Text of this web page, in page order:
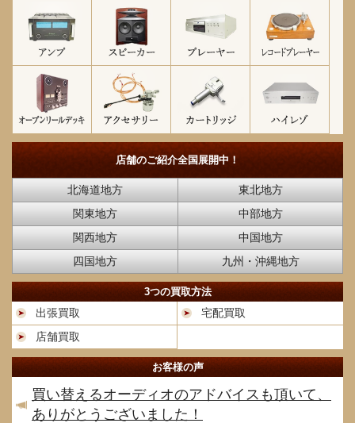
店舗のご紹介全国展開中！
北海道地方
東北地方
関東地方
中部地方
関西地方
中国地方
四国地方
九州・沖縄地方
3つの買取方法
出張買取
宅配買取
店舗買取
お客様の声
買い替えるオーディオのアドバイスも頂いて、
ありがとうございました！